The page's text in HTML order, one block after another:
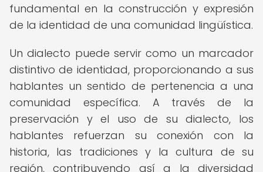
fundamental en la construcción y expresión
de la identidad de una comunidad lingüística.
Un dialecto puede servir como un marcador
distintivo de identidad, proporcionando a sus
hablantes un sentido de pertenencia a una
comunidad específica. A través de la
preservación y el uso de su dialecto, los
hablantes refuerzan su conexión con la
historia, las tradiciones y la cultura de su
región, contribuyendo así a la diversidad